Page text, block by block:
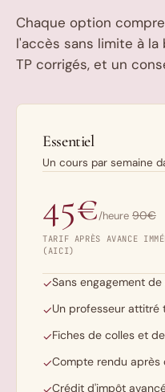
Chaque option
l'accès sans limite à
TP corrigés, et un
Essentiel
Un cours par semaine
45€/heure 90€
TARIF APRÈS AVANCE
(AICI)
✓Sans engagement
✓Un professeur attitré
✓Fiches de colles et
✓Compte rendu après
Crédit d'impôt